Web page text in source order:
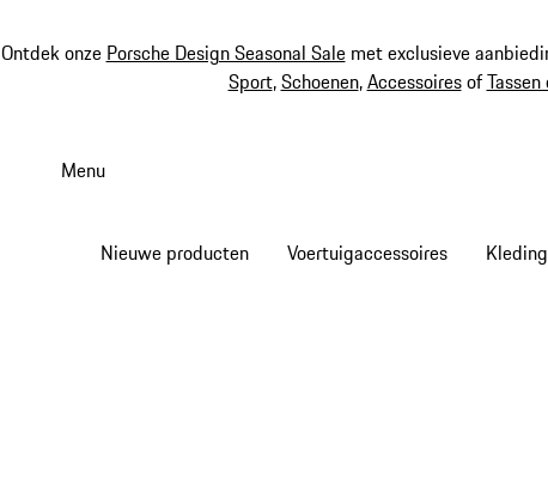
Ontdek onze Porsche Design Seasonal Salemet exclusieve
Sport,Schoenen,Accessoiresof
Menu
Nieuwe producten Voertuigaccessoires Kleding